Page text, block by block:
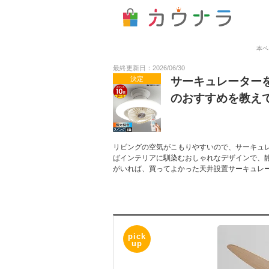
本
最終更新日：2026/06/30
決定
サーキュレーター
のおすすめを教え
リビングの空気がこもりやすいので、サーキ
ばインテリアに馴染むおしゃれなデザインで
がいれば、買ってよかった天井設置サーキュレ
pick
up